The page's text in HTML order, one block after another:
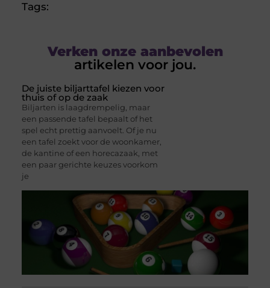
Tags:
Verken onze aanbevolen
artikelen voor jou.
De juiste biljarttafel kiezen voor
thuis of op de zaak
Biljarten is laagdrempelig, maar
een passende tafel bepaalt of het
spel echt prettig aanvoelt. Of je nu
een tafel zoekt voor de woonkamer,
de kantine of een horecazaak, met
een paar gerichte keuzes voorkom
je